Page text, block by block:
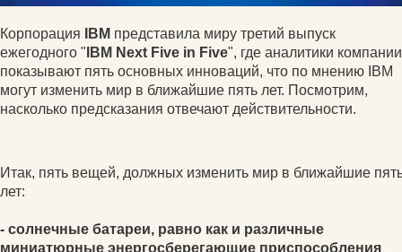
Корпорация IBM представила миру третий выпуск
ежегодного " IBM Next Five in Five", где аналитики компании
показывают пять основных инноваций, что по мнению IBM
могут изменить мир в ближайшие пять лет. Посмотрим,
насколько предсказания отвечают действительности.
Итак, пять вещей, должных изменить мир в ближайшие
лет:
- солнечные батареи, равно как и различные
миниатюрные энергосберегающие приспособления